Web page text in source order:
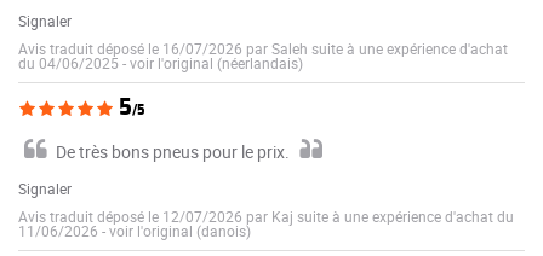
Signaler
Avis traduit déposé le 16/07/2026 par Saleh suite à une expérience d'achat
du 04/06/2025 -voir l'original (néerlandais)
5/5
De très bons pneus pour le prix.
Signaler
Avis traduit déposé le 12/07/2026 par Kaj suite à une expérience d'achat du
11/06/2026 -voir l'original (danois)